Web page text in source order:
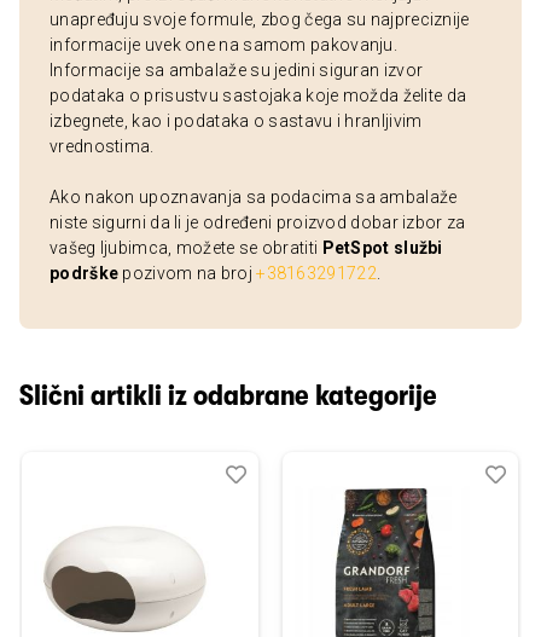
unapređuju svoje formule, zbog čega su najpreciznije
informacije uvek one na samom pakovanju.
Informacije sa ambalaže su jedini siguran izvor
podataka o prisustvu sastojaka koje možda želite da
izbegnete, kao i podataka o sastavu i hranljivim
vrednostima.
Ako nakon upoznavanja sa podacima sa ambalaže
niste sigurni da li je određeni proizvod dobar izbor za
vašeg ljubimca, možete se obratiti PetSpot službi
podrške pozivom na broj+38163291722
Slični artikli iz odabrane kategorije
Dodaj
Uporedi